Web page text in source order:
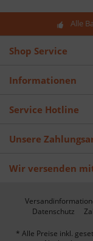
Alle
Shop Service
Informationen
Service Hotline
Unsere
Wir versenden
Datenschutz
* Alle Preise inkl.